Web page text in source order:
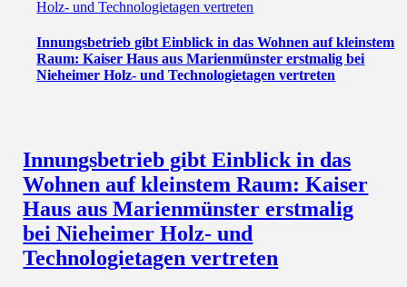
Holz- und Technologietagen vertreten
Innungsbetrieb gibt Einblick in das Wohnen auf kleinstem
Raum: Kaiser Haus aus Marienmünster erstmalig bei
Nieheimer Holz- und Technologietagen vertreten
Innungsbetrieb gibt Einblick in das
Wohnen auf kleinstem Raum: Kaiser
Haus aus Marienmünster erstmalig
bei Nieheimer Holz- und
Technologietagen vertreten